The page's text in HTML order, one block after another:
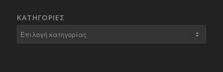
KΑΤΗΓΟΡΊΕΣ